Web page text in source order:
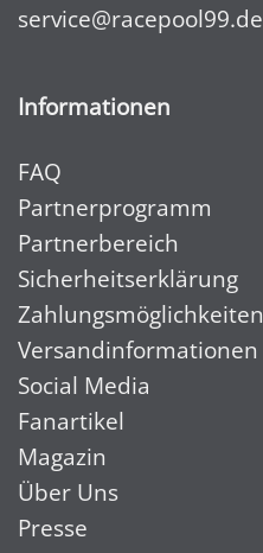
service@racepool99.de
Informationen
FAQ
Partnerprogramm
Partnerbereich
Sicherheitserklärung
Zahlungsmöglichkeiten
Versandinformationen
Social Media
Fanartikel
Magazin
Über Uns
Presse